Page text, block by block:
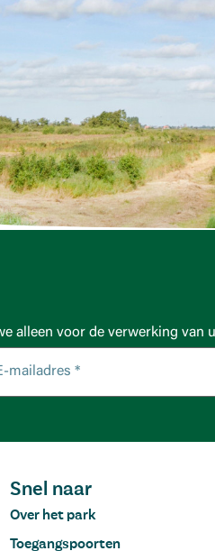
alleen voor de verwerking van
Snel naar
Over het park
Toegangspoorten